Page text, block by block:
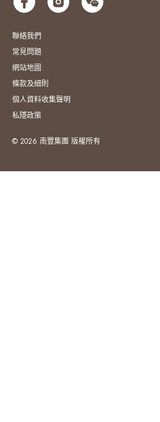
聯絡我們
常見問題
網站地圖
條款及細則
個人資料收集聲明
私隱政策
© 2026 南豐集團 版權所有